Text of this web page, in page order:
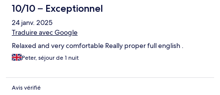
10/10 – Exceptionnel
24 janv. 2025
Traduire avec Google
Relaxed and very comfortable Really proper full english .
Peter, séjour de 1 nuit
Avis vérifié